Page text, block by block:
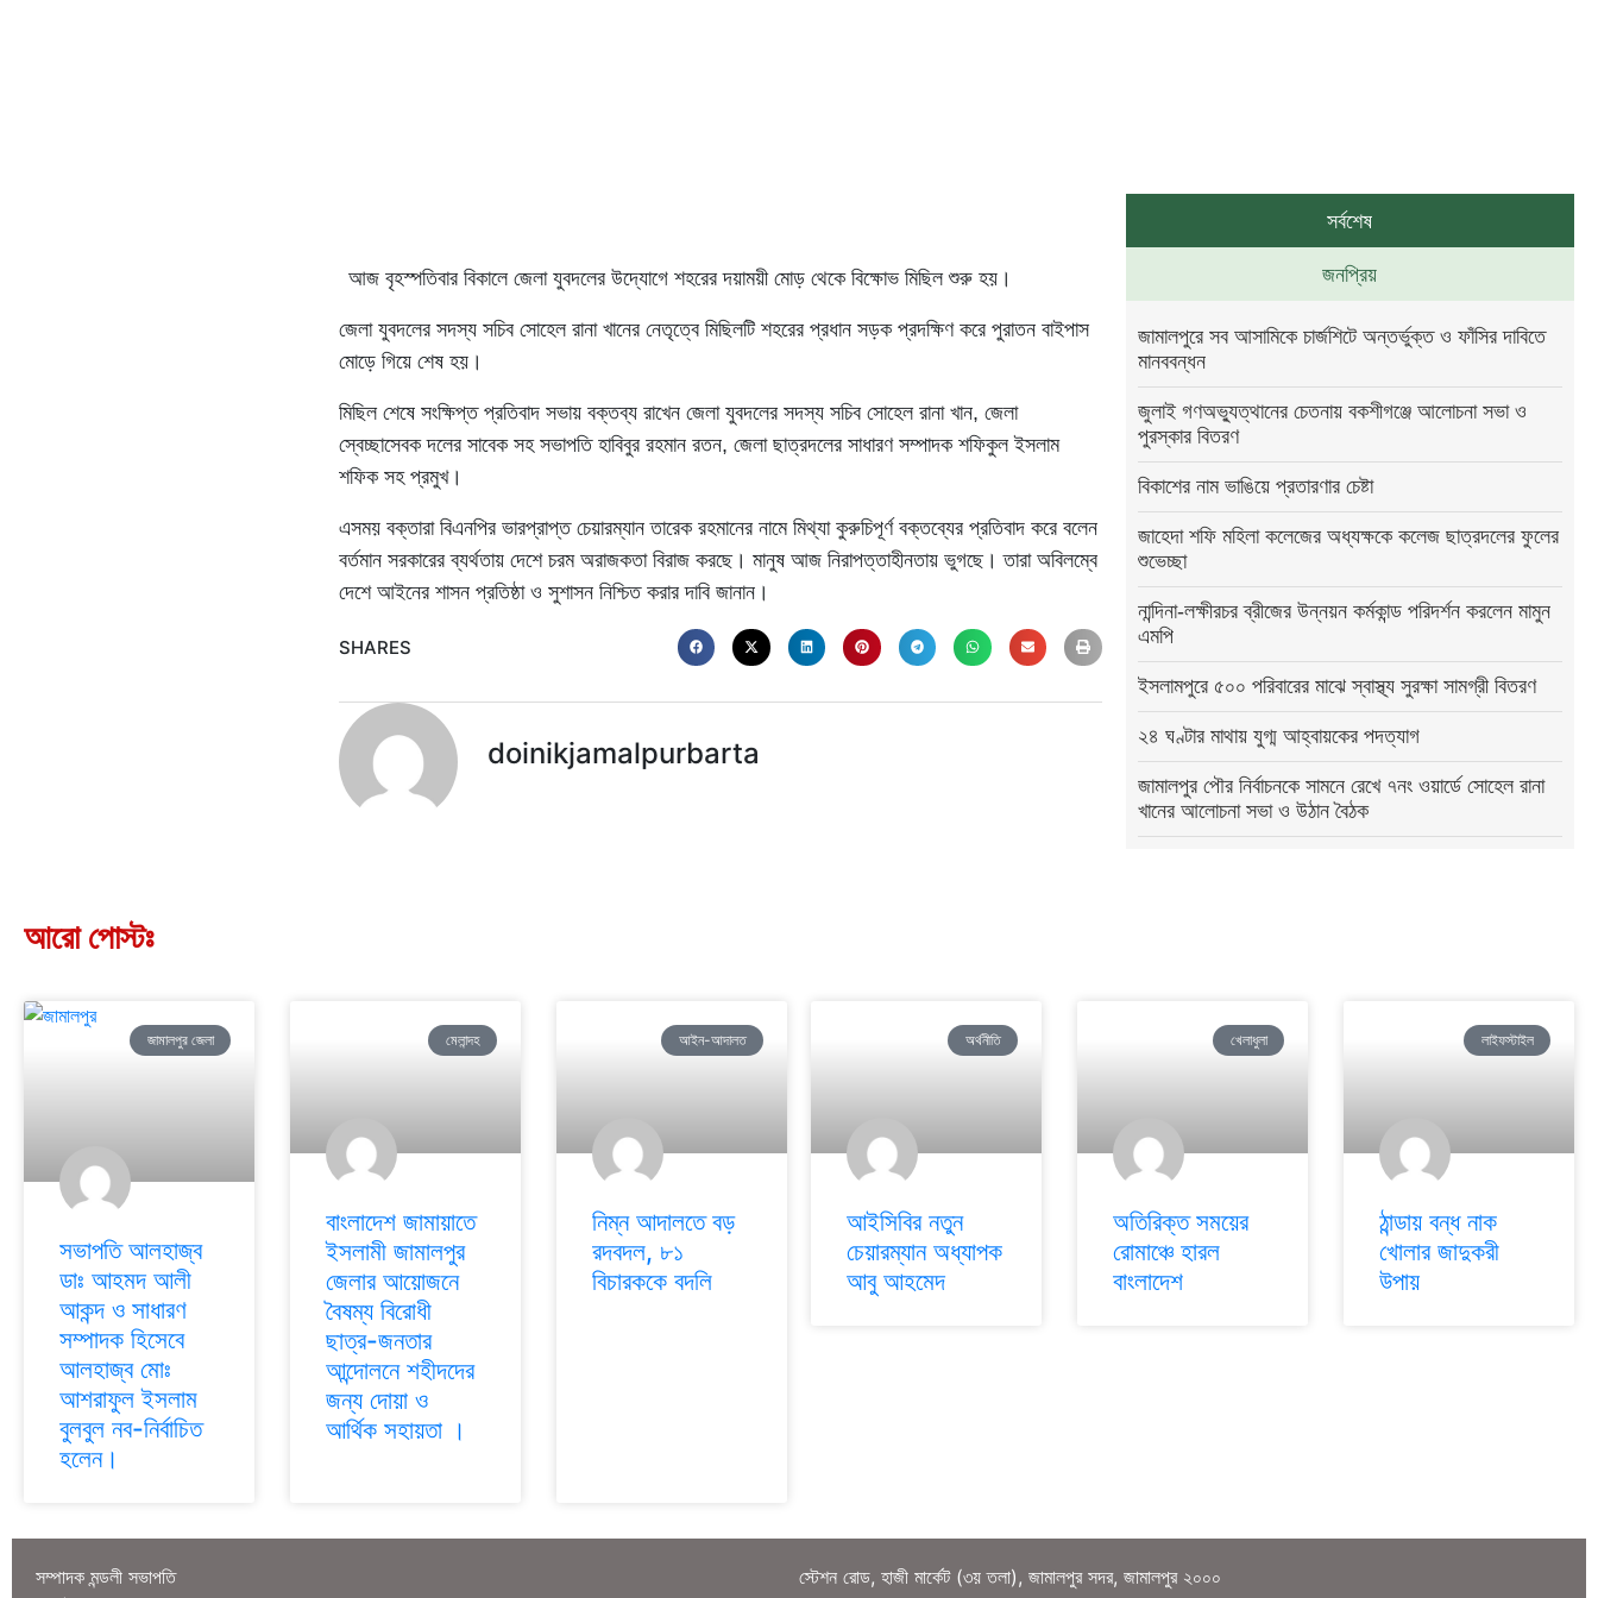
আজ বৃহস্পতিবার বিকালে জেলা যুবদলের উদ্যোগে শহরের দয়াময়ী মোড় থেকে বিক্ষোভ মিছিল শুরু হয়।
জেলা যুবদলের সদস্য সচিব সোহেল রানা খানের নেতৃত্বে মিছিলটি শহরের প্রধান সড়ক প্রদক্ষিণ করে পুরাতন বাইপাস
মোড়ে গিয়ে শেষ হয়।
মিছিল শেষে সংক্ষিপ্ত প্রতিবাদ সভায় বক্তব্য রাখেন জেলা যুবদলের সদস্য সচিব সোহেল রানা খান, জেলা
স্বেচ্ছাসেবক দলের সাবেক সহ সভাপতি হাবিবুর রহমান রতন, জেলা ছাত্রদলের সাধারণ সম্পাদক শফিকুল ইসলাম
শফিক সহ প্রমুখ।
এসময় বক্তারা বিএনপির ভারপ্রাপ্ত চেয়ারম্যান তারেক রহমানের নামে মিথ্যা কুরুচিপূর্ণ বক্তব্যের প্রতিবাদ করে বলেন
বর্তমান সরকারের ব্যর্থতায় দেশে চরম অরাজকতা বিরাজ করছে। মানুষ আজ নিরাপত্তাহীনতায় ভুগছে। তারা অবিলম্বে
দেশে আইনের শাসন প্রতিষ্ঠা ও সুশাসন নিশ্চিত করার দাবি জানান।
SHARES
doinikjamalpurbarta
সর্বশেষ
জনপ্রিয়
জামালপুরে সব আসামিকে চার্জশিটে অন্তর্ভুক্ত ও ফাঁসির দাবিতে
মানববন্ধন
জুলাই গণঅভ্যুত্থানের চেতনায় বকশীগঞ্জে আলোচনা সভা ও
পুরস্কার বিতরণ
বিকাশের নাম ভাঙিয়ে প্রতারণার চেষ্টা
জাহেদা শফি মহিলা কলেজের অধ্যক্ষকে কলেজ ছাত্রদলের ফুলের
শুভেচ্ছা
নান্দিনা-লক্ষীরচর ব্রীজের উন্নয়ন কর্মকান্ড পরিদর্শন করলেন মামুন
এমপি
ইসলামপুরে ৫০০ পরিবারের মাঝে স্বাস্থ্য সুরক্ষা সামগ্রী বিতরণ
২৪ ঘণ্টার মাথায় যুগ্ম আহ্বায়কের পদত্যাগ
জামালপুর পৌর নির্বাচনকে সামনে রেখে ৭নং ওয়ার্ডে সোহেল রানা
খানের আলোচনা সভা ও উঠান বৈঠক
আরো পোস্টঃ
জামালপুর জেলা
সভাপতি আলহাজ্ব
ডাঃ আহমদ আলী
আকন্দ ও সাধারণ
সম্পাদক হিসেবে
আলহাজ্ব মোঃ
আশরাফুল ইসলাম
বুলবুল নব-নির্বাচিত
হলেন।
মেলান্দহ
বাংলাদেশ জামায়াতে
ইসলামী জামালপুর
জেলার আয়োজনে
বৈষম্য বিরোধী
ছাত্র-জনতার
আন্দোলনে শহীদদের
জন্য দোয়া ও
আর্থিক সহায়তা ।
আইন-আদালত
নিম্ন আদালতে বড়
রদবদল, ৮১
বিচারককে বদলি
অর্থনীতি
আইসিবির নতুন
চেয়ারম্যান অধ্যাপক
আবু আহমেদ
খেলাধুলা
অতিরিক্ত সময়ের
রোমাঞ্চে হারল
বাংলাদেশ
লাইফস্টাইল
ঠান্ডায় বন্ধ নাক
খোলার জাদুকরী
উপায়
সম্পাদক মন্ডলী সভাপতি
স্টেশন রোড, হাজী মার্কেট (৩য় তলা), জামালপুর সদর, জামালপুর ২০০০